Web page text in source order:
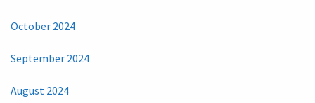
October 2024
September 2024
August 2024